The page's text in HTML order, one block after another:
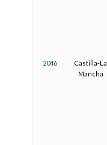
2046
Castilla-La
Mancha